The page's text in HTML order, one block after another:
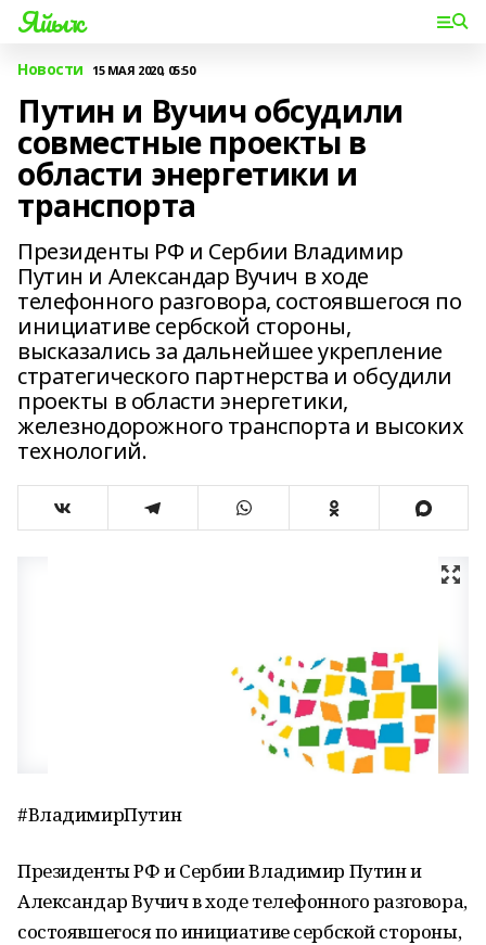
Яйыҡ
Новости 15 МАЯ 2020, 05:50
Путин и Вучич обсудили
совместные проекты в
области энергетики и
транспорта
Президенты РФ и Сербии Владимир
Путин и Александар Вучич в ходе
телефонного разговора, состоявшегося по
инициативе сербской стороны,
высказались за дальнейшее укрепление
стратегического партнерства и обсудили
проекты в области энергетики,
железнодорожного транспорта и высоких
технологий.
#ВладимирПутин
Президенты РФ и Сербии Владимир Путин и
Александар Вучич в ходе телефонного разговора,
состоявшегося по инициативе сербской стороны,